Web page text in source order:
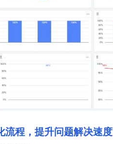
流程，提升问题解决速度